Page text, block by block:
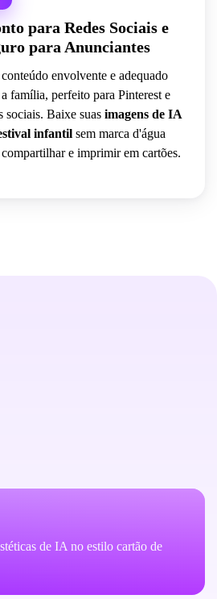
para Redes Sociais e
para Anunciantes
envolvente e adequado
família, perfeito para Pinterest e
sociais. Baixe suas imagens de IA
infantilsem marca d'água
e imprimir em cartões.
de IA no estilo cartão de